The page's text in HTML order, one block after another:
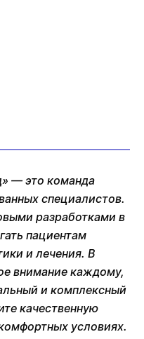
— это команда
специалистов.
разработками в
пациентам
и лечения. В
внимание каждому,
и комплексный
качественную
условиях.